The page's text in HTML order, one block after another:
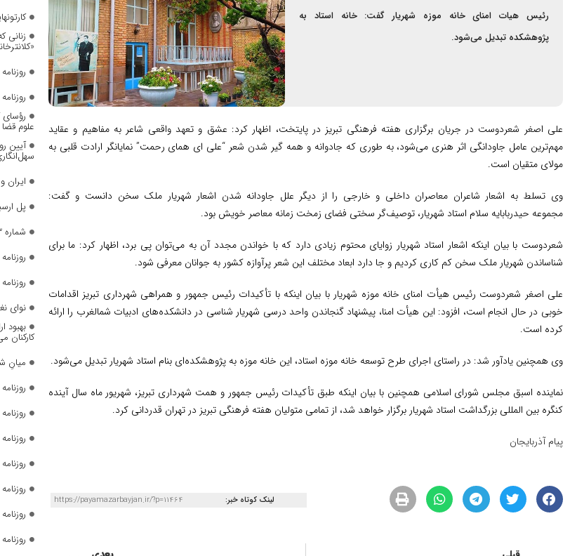
رئیس هیات امنای خانه موزه شهریار گفت: خانه استاد به
پژوهشکده تبدیل می‌شود.
علی اصغر شعردوست در جریان برگزاری هفته فرهنگی تبریز در پایتخت، اظهار کرد: عشق و تعهد واقعی شاعر به مفاهیم و عقاید
مهم‌ترین عامل جاودانگی اثر هنری می‌شود، به طوری که جادوانه و همه گیر شدن شعر “علی‌ ای همای رحمت” نمایانگر ارادت قلبی به
مولای متقیان است.
وی تسلط به اشعار شاعران معاصران داخلی و خارجی را از دیگر علل جاودانه شدن اشعار شهریار ملک سخن دانست و گفت:
مجموعه حیدربابایه سلام استاد شهریار، توصیف‌گر سختی فضای زمخت زمانه معاصر خویش بود.
شعردوست با بیان اینکه اشعار استاد شهریار زوایای محتوم زیادی دارد که با خواندن مجدد آن به می‌توان پی برد، اظهار کرد: ما برای
شناساندن شهریار ملک سخن کم کاری کردیم و جا دارد ابعاد مختلف این شعر پرآوازه کشور به جوانان معرفی شود.
علی اصغر شعردوست رئیس هیأت امنای خانه موزه شهریار با بیان اینکه با تأکیدات رئیس جمهور و همراهی شهرداری تبریز اقدامات
خوبی در حال انجام است، افزود: این ‌هیأت امنا، پیشنهاد گنجاندن واحد درسی شهریار شناسی در دانشکده‌های ادبیات شمالغرب را ارائه
کرده است.
وی همچنین یادآور شد: در راستای اجرای طرح‌ توسعه خانه موزه استاد، این خانه موزه به پژوهشکده‌ای بنام استاد شهریار تبدیل می‌شود.
نماینده اسبق مجلس شورای اسلامی همچنین با بیان اینکه طبق تأکیدات رئیس جمهور و همت شهرداری تبریز، شهریور ماه سال آینده
کنگره بین المللی بزرگداشت استاد شهریار برگزار خواهد شد، از تمامی متولیان هفته فرهنگی تبریز در تهران قدردانی کرد.
پیام آذربایجان
لینک کوتاه خبر: https://payamazarbayjan.ir/?p=11464
زنانی
روزنامه
رؤسای
علوم
آیین
پل
شماره ۱۵۳ ماهنامه «صدای زنان» منتشر شد
روزنامه
نوای
بهبود
کارکنان
میانِ
روزنامه
روزنامه
روزنامه
روزنامه
روزنامه